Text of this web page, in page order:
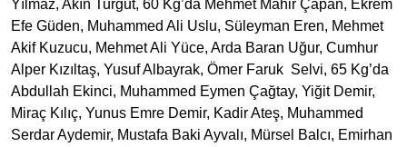
Yılmaz, Akın Turgut, 60 Kg’da Mehmet Mahir Çapan, Ekrem
Efe Güden, Muhammed Ali Uslu, Süleyman Eren, Mehmet
Akif Kuzucu, Mehmet Ali Yüce, Arda Baran Uğur, Cumhur
Alper Kızıltaş, Yusuf Albayrak, Ömer Faruk Selvi, 65 Kg’da
Abdullah Ekinci, Muhammed Eymen Çağtay, Yiğit Demir,
Miraç Kılıç, Yunus Emre Demir, Kadir Ateş, Muhammed
Serdar Aydemir, Mustafa Baki Ayvalı, Mürsel Balcı, Emirhan